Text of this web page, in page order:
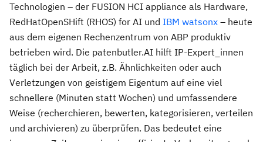
Technologien – der FUSION HCI appliance als Hardware,
RedHatOpenSHift (RHOS) for AI und IBM watsonx – heute
aus dem eigenen Rechenzentrum von ABP produktiv
betrieben wird. Die patenbutler.AI hilft IP-Expert_innen
täglich bei der Arbeit, z.B. Ähnlichkeiten oder auch
Verletzungen von geistigem Eigentum auf eine viel
schnellere (Minuten statt Wochen) und umfassendere
Weise (recherchieren, bewerten, kategorisieren, verteilen
und archivieren) zu überprüfen. Das bedeutet eine